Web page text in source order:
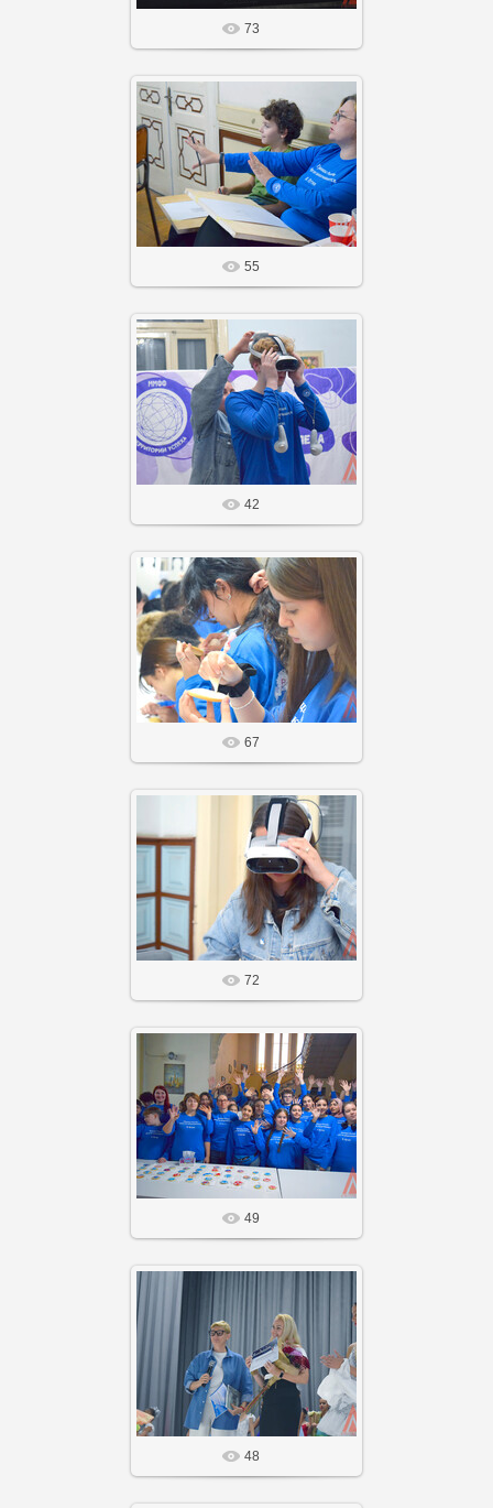
73
14 Фев 26
Агнабеяinfo
55
14 Фев 26
Агнабеяinfo
42
14 Фев 26
Агнабеяinfo
67
14 Фев 26
Агнабеяinfo
72
14 Фев 26
Агнабеяinfo
49
14 Фев 26
Агнабеяinfo
48